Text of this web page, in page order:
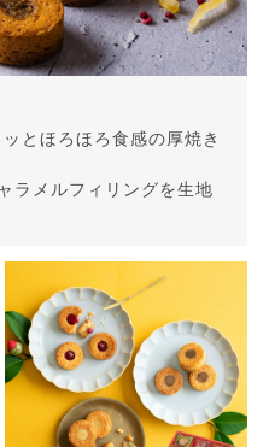
とほろほろ食感の厚焼き
ラメルフィリングを生地